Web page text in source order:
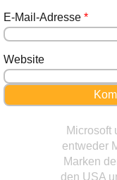
E-Mail-Adresse *
Website
Microsoft
entweder
Marken
den USA